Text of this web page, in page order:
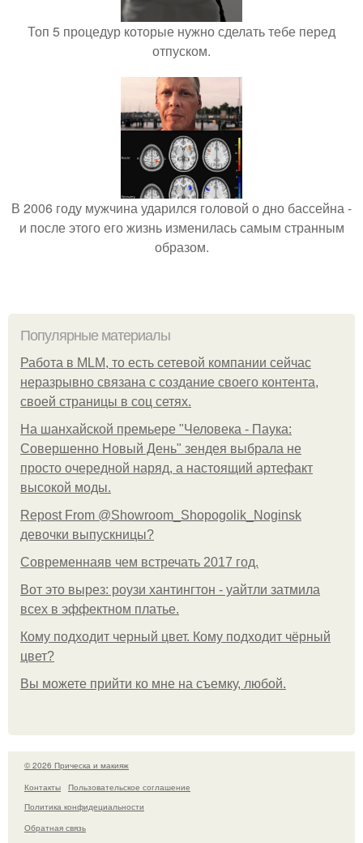
Топ 5 процедур которые нужно сделать тебе перед
отпуском.
В 2006 году мужчина ударился головой о дно бассейна -
и после этого его жизнь изменилась самым странным
образом.
Популярные материалы
Работа в MLM, то есть сетевой компании сейчас
неразрывно связана с создание своего контента,
своей страницы в соц сетях.
На шанхайской премьере "Человека - Паука:
Совершенно Новый День" зендея выбрала не
просто очередной наряд, а настоящий артефакт
высокой моды.
Repost From @Showroom_Shopogolik_Noginsk
девочки выпускницы?
Современнаяв чем встречать 2017 год.
Вот это вырез: роузи хантингтон - уайтли затмила
всех в эффектном платьe.
Кому подходит черный цвет. Кому подходит чёрный
цвет?
Вы можете прийти ко мне на съемку, любой.
© 2026 Прическа и макияж
Контакты
Пользовательское соглашение
Политика конфидециальности
Обратная связь